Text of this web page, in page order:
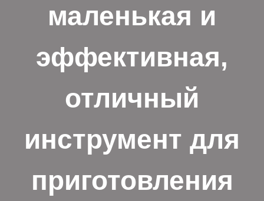
маленькая и
эффективная,
отличный
инструмент для
приготовления